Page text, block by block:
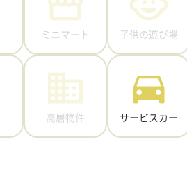
ミニマート 子供の遊び場
高層物件 サービスカー